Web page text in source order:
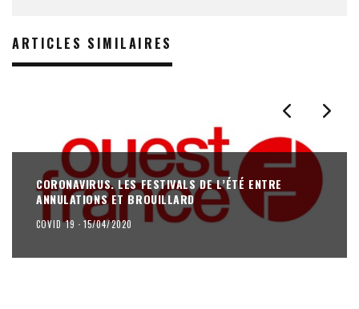
ARTICLES SIMILAIRES
CORONAVIRUS. LES FESTIVALS DE L’ÉTÉ ENTRE
ANNULATIONS ET BROUILLARD
COVID 19 · 15/04/2020